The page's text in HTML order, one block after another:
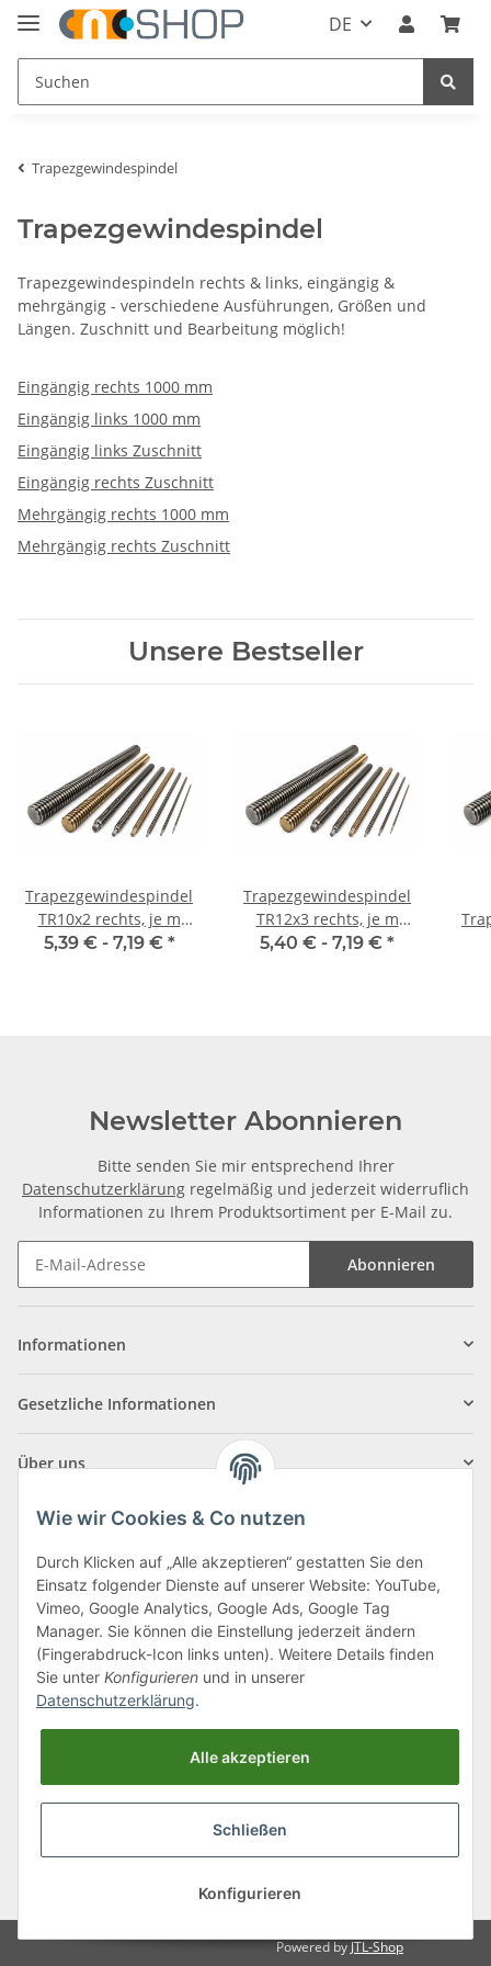
DE
Trapezgewindespindel
Trapezgewindespindel
Trapezgewindespindeln rechts & links, eingängig &
mehrgängig - verschiedene Ausführungen, Größen und
Längen. Zuschnitt und Bearbeitung möglich!
Eingängig rechts 1000 mm
Eingängig links 1000 mm
Eingängig links Zuschnitt
Eingängig rechts Zuschnitt
Mehrgängig rechts 1000 mm
Mehrgängig rechts Zuschnitt
Unsere Bestseller
Trapezgewindespindel
TR10x2 rechts, je m
±2mm
5,39 € - 7,19 € *
Trapezgewindespindel
TR12x3 rechts, je m
±2mm
5,40 € - 7,19 € *
Newsletter Abonnieren
Bitte senden Sie mir entsprechend Ihrer
Datenschutzerklärung regelmäßig und jederzeit widerruflich
Informationen zu Ihrem Produktsortiment per E-Mail zu.
Abonnieren
Informationen
Gesetzliche Informationen
Über uns
Klagenfurter Straße 29
9556 Liebenfels
Montag bis Donnerstag: 8:00 bis 16:30 Uhr
Freitag: 8:00 bis 12:00 Uhr
Tel.:0043 (0) 4262 50900
office@cncshop.at
* Alle Preise inkl. gesetzlicher USt., zzgl.Versand, zzgl.
Powered by JTL-Shop
Wie wir Cookies & Co nutzen
Durch Klicken auf „Alle akzeptieren“ gestatten Sie den
Einsatz folgender Dienste auf unserer Website: YouTube,
Vimeo, Google Analytics, Google Ads, Google Tag
Manager. Sie können die Einstellung jederzeit ändern
(Fingerabdruck-Icon links unten). Weitere Details finden
Sie unter Konfigurieren und in unserer
Datenschutzerklärung.
Alle akzeptieren
Schließen
Konfigurieren